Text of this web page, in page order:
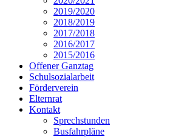
2019/2020
2018/2019
2017/2018
2016/2017
2015/2016
Offener Ganztag
Schulsozialarbeit
Förderverein
Elternrat
Kontakt
Sprechstunden
Busfahrpläne